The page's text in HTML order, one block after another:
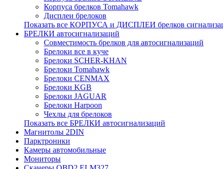
Корпуса брелков Tomahawk
Дисплеи брелоков
Показать все КОРПУСА и ДИСПЛЕИ брелков
БРЕЛКИ автосигнализаций
Совместимость брелков для автосигнализаций
Брелоки все в куче
Брелоки SCHER-KHAN
Брелоки Tomahawk
Брелоки CENMAX
Брелоки KGB
Брелоки JAGUAR
Брелоки Harpoon
Чехлы для брелоков
Показать все БРЕЛКИ автосигнализаций
Магнитолы 2DIN
Парктроники
Камеры автомобильные
Мониторы